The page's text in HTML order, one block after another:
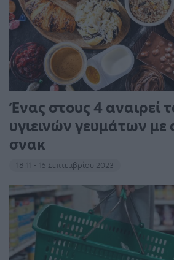
Ένας στους 4 αναιρεί
υγιεινών γευμάτων με
σνακ
18:11 - 15 Σεπτεμβρίου 2023